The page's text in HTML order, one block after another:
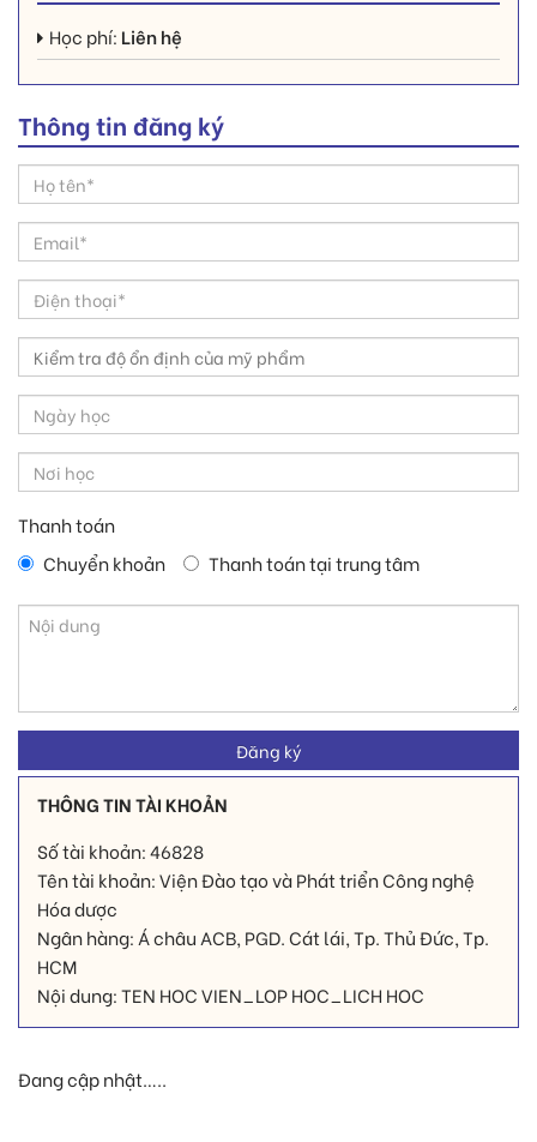
Đang cập nhật…..
Học phí: Liên hệ
Thông tin đăng ký
Thanh toán
Chuyển khoản
Thanh toán tại trung tâm
THÔNG TIN TÀI KHOẢN
Số tài khoản: 46828
Tên tài khoản: Viện Đào tạo và Phát triển Công nghệ
Hóa dược
Ngân hàng: Á châu ACB, PGD. Cát lái, Tp. Thủ Đức, Tp.
HCM
Nội dung: TEN HOC VIEN_LOP HOC_LICH HOC